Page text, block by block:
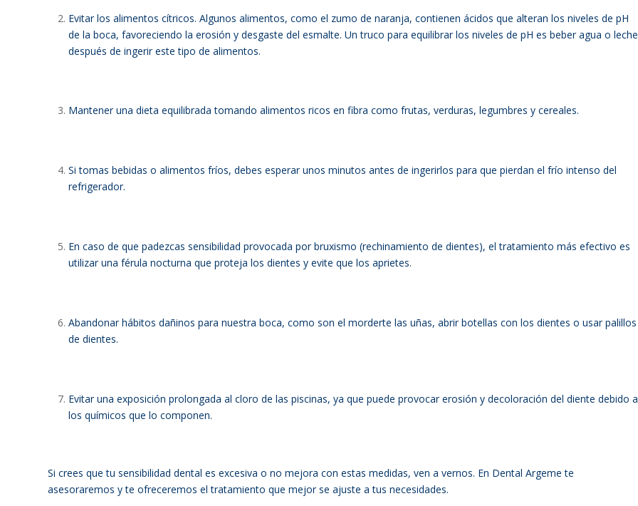
Evitar los alimentos cítricos. Algunos alimentos, como el zumo de naranja, contienen ácidos que alteran los niveles de pH
de la boca, favoreciendo la erosión y desgaste del esmalte. Un truco para equilibrar los niveles de pH es beber agua o leche
después de ingerir este tipo de alimentos.
Mantener una dieta equilibrada tomando alimentos ricos en fibra como frutas, verduras, legumbres y cereales.
Si tomas bebidas o alimentos fríos, debes esperar unos minutos antes de ingerirlos para que pierdan el frío intenso del
refrigerador.
En caso de que padezcas sensibilidad provocada por bruxismo (rechinamiento de dientes), el tratamiento más efectivo es
utilizar una férula nocturna que proteja los dientes y evite que los aprietes.
Abandonar hábitos dañinos para nuestra boca, como son el morderte las uñas, abrir botellas con los dientes o usar palillos
de dientes.
Evitar una exposición prolongada al cloro de las piscinas, ya que puede provocar erosión y decoloración del diente debido a
los químicos que lo componen.
Si crees que tu sensibilidad dental es excesiva o no mejora con estas medidas, ven a vernos. En Dental Argeme te
asesoraremos y te ofreceremos el tratamiento que mejor se ajuste a tus necesidades.